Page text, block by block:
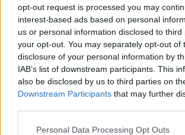
opt-out request is processed you may
interest-based ads based on personal
us or personal information disclosed to
your opt-out. You may separately opt-out of
disclosure of your personal information by
IAB’s list of downstream participants. This
also be disclosed by us to third parties on
Downstream Participants that may further
Please note that this website/app uses one
Personal Data Processing Opt Outs
POTREBBE INTERESSARTI
Cronaca Roma,
Main Club. Tutte le
accertate
3 anni fa
blocco e fugge.